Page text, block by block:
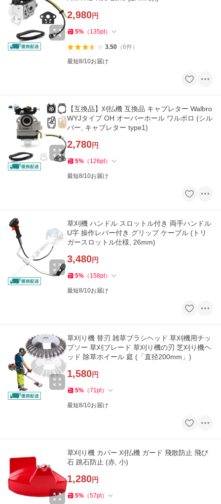
2,980円
5% （ 135pt）
3.50（6件）
最短8/10お届け
【互換品】刈払機 互換品 キャブレター Walbro
WYJタイプ OH オーバーホール ワルボロ (シル
バー, キャブレター type1)
2,780円
5% （ 126pt）
最短8/10お届け
草刈機 ハンドル スロットル付き 両手ハンドル
U字 操作レバー付き グリップ ケーブル (トリ
ガースロットル仕様, 26mm)
3,480円
5% （ 158pt）
最短8/10お届け
草刈り機 替刃 雑草ブラシヘッド 草刈機用チッ
プソー 草刈ブレード 草刈り機の刃 芝刈り機ヘ
ッド 除草ホイール 庭 (「直径200mm」)
1,580円
5% （71pt）
最短8/10お届け
草刈り機 カバー 刈払機 ガード 飛散防止 飛び
石 跳石防止 (赤, 小)
1,280円
5% （57pt）